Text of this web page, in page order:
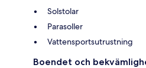
Solstolar
Parasoller
Vattensportsutrustning
Boendet och